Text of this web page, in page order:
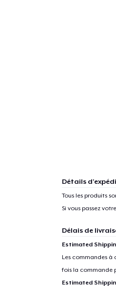
Détails
Tous les produits
Si vous passez
Délais de
Estimated
Les commandes à
fois la commande
Estimated